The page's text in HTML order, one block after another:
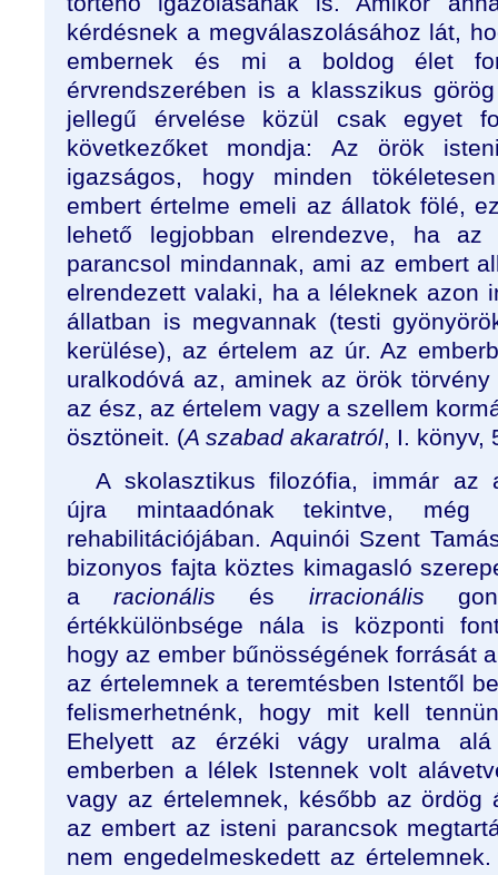
kérdésnek a megválaszolásához lát,
embernek és mi a boldog élet
érvrendszerében is a klasszikus
jellegű érvelése közül csak egyet
következőket mondja: Az örök
igazságos, hogy minden
embert értelme emeli az állatok fölé,
lehető legjobban elrendezve, ha
parancsol mindannak, ami az embert
elrendezett valaki, ha a léleknek azon
állatban is megvannak (testi
kerülése), az értelem az úr. Az
uralkodóvá az, aminek az örök
az ész, az értelem vagy a szellem
ösztöneit. (A szabad akaratról, I. könyv,
A skolasztikus filozófia, immár az
újra mintaadónak tekintve,
rehabilitációjában. Aquinói Szent
bizonyos fajta köztes kimagasló
aracionális és irracionális
értékkülönbsége nála is központi
hogy az ember bűnösségének forrását
az értelemnek a teremtésben Istentől
felismerhetnénk, hogy mit kell
Ehelyett az érzéki vágy uralma
emberben a lélek Istennek volt
vagy az értelemnek, később az ördög
az embert az isteni parancsok
nem engedelmeskedett az